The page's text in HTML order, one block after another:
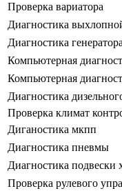
Проверка вариатора
Диагностика
Диагностика генератора
Компьютерная
Компьютерная
Диагностика
Проверка климат
Диганостика мкпп
Диагностика пневмы
Диагностика подвески
Проверка рулевого